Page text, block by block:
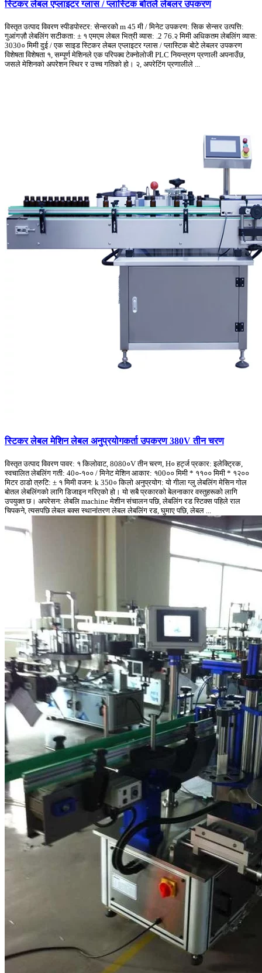
स्टिकर लेबल एप्लाइटर ग्लास / प्लास्टिक बोतलें लेबलर उपकरण
विस्तृत उत्पाद विवरण स्पीडपोस्टर: सेन्सरको m 45 मी / मिनेट उपकरण: सिक सेन्सर उत्पत्ति:
गुआंगज़ौ लेबलिंग सटीकता: ± १ एमएम लेबल भित्री व्यास: .2 76.२ मिमी अधिकतम लेबलिंग व्यास:
3030० मिमी दुई / एक साइड स्टिकर लेबल एप्लाइटर ग्लास / प्लास्टिक बोटे लेबलर उपकरण
विशेषता विशेषता १, सम्पूर्ण मेशिनले एक परिपक्व टेक्नोलोजी PLC नियन्त्रण प्रणाली अपनाउँछ,
जसले मेशिनको अपरेशन स्थिर र उच्च गतिको हो। २, अपरेटिंग प्रणालीले ...
स्टिकर लेबल मेशिन लेबल अनुप्रयोगकर्ता उपकरण 380V तीन चरण
विस्तृत उत्पाद विवरण पावर: १ किलोवाट, 8080०V तीन चरण, H० हर्ट्ज प्रकार: इलेक्ट्रिक,
स्वचालित लेबलिंग गती: 40०-१०० / मिनेट मेशिन आकार: १00०० मिमी * ११०० मिमी * १२००
मिटर ठाडो त्रुटि: ± १ मिमी वजन: k 350० किलो अनुप्रयोग: यो गीला ग्लु लेबलिंग मेसिन गोल
बोतल लेबलिंगको लागि डिजाइन गरिएको हो। यो सबै प्रकारको बेलनाकार वस्तुहरूको लागि
उपयुक्त छ। अपरेसन: लेबलि machine मेशीन संचालन पछि, लेबलिंग रड स्टिक्स पहिले राल
चिपकने, त्यसपछि लेबल बक्स स्थानांतरण लेबल लेबलिंग रड, घुमाए पछि, लेबल ...